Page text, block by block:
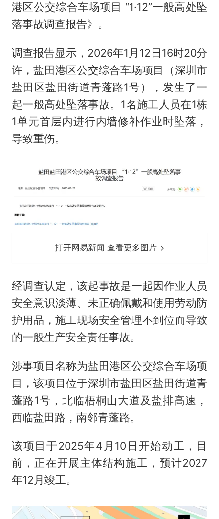
港区公交综合车场项目 “1·12”一般高处坠
落事故调查报告》。
调查报告显示，2026年1月12日16时20分
许，盐田港区公交综合车场项目（深圳市
盐田区盐田街道青蓬路1号），发生了一
起一般高处坠落事故。1名施工人员在1栋
1单元首层内进行内墙修补作业时坠落，
导致重伤。
打开网易新闻 查看更多图片
经调查认定，该起事故是一起因作业人员
安全意识淡薄、未正确佩戴和使用劳动防
护用品，施工现场安全管理不到位而导致
的一般生产安全责任事故。
涉事项目名称为盐田港区公交综合车场项
目，该项目位于深圳市盐田区盐田街道青
蓬路1号，北临梧桐山大道及盐排高速，
西临盐田路，南邻青蓬路。
该项目于2025年4月10日开始动工，目
前，正在开展主体结构施工，预计2027
年12月竣工。